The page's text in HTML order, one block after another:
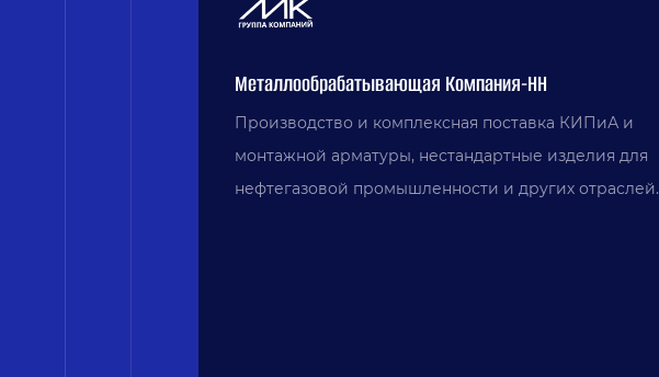
Металлообрабатывающая Компания-НН
Производство и комплексная поставка КИПиА и
монтажной арматуры, нестандартные изделия для
нефтегазовой промышленности и других отраслей.